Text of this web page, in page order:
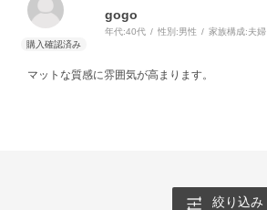
gogo
年代:40代 性別:男性 家族構成:夫婦
マットな質感に雰囲気が高まります。
絞り込み